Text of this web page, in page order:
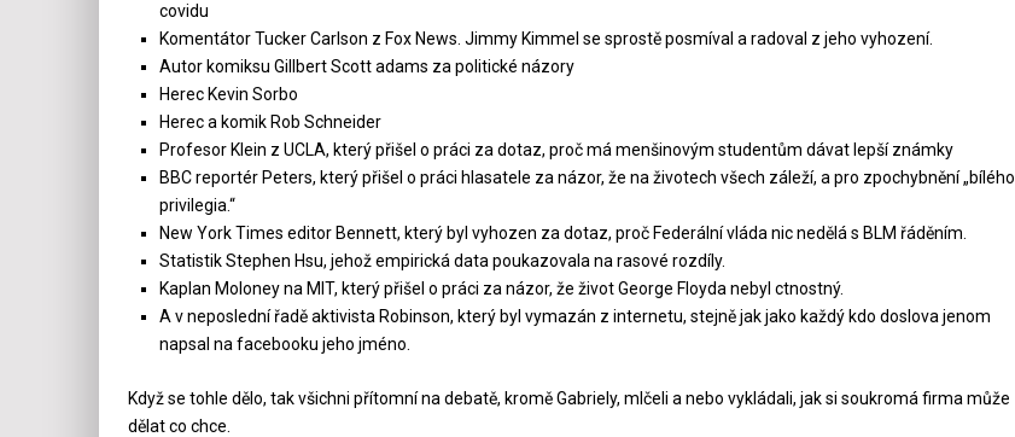
covidu
Komentátor Tucker Carlson z Fox News. Jimmy Kimmel se sprostě posmíval a radoval z jeho vyhození.
Autor komiksu Gillbert Scott adams za politické názory
Herec Kevin Sorbo
Herec a komik Rob Schneider
Profesor Klein z UCLA, který přišel o práci za dotaz, proč má menšinovým studentům dávat lepší známky
BBC reportér Peters, který přišel o práci hlasatele za názor, že na životech všech záleží, a pro zpochybnění „bílého
privilegia.“
New York Times editor Bennett, který byl vyhozen za dotaz, proč Federální vláda nic nedělá s BLM řáděním.
Statistik Stephen Hsu, jehož empirická data poukazovala na rasové rozdíly.
Kaplan Moloney na MIT, který přišel o práci za názor, že život George Floyda nebyl ctnostný.
A v neposlední řadě aktivista Robinson, který byl vymazán z internetu, stejně jak jako každý kdo doslova jenom
napsal na facebooku jeho jméno.
Když se tohle dělo, tak všichni přítomní na debatě, kromě Gabriely, mlčeli a nebo vykládali, jak si soukromá firma může
dělat co chce.